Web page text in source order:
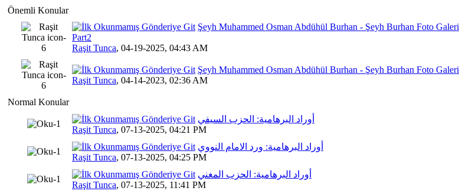
Önemli Konular
Şeyh Muhammed Osman Abdühül Burhan - Şeyh Burhan Foto Galeri
Part2
Raşit Tunca, 04-19-2025, 04:43 AM
Şeyh Muhammed Osman Abdühül Burhan - Şeyh Burhan Foto Galeri
Raşit Tunca, 04-14-2023, 02:36 AM
7 Oy(lar) - Ortalama 5 üzerinden 3.14
Normal Konular
أوراد البرهامية: الحزب السيفي
Raşit Tunca, 07-13-2025, 04:21 PM
7 Oy(lar) - Ortalama 5 üzerinden 2.71
أوراد البرهامية: ورد الامام النووي
Raşit Tunca, 07-13-2025, 04:25 PM
10 Oy(lar) - Ortalama 5 üzerinden 3
أوراد البرهامية: الحزب المغني
Raşit Tunca, 07-13-2025, 11:41 PM
6 Oy(lar) - Ortalama 5 üzerinden 3.83